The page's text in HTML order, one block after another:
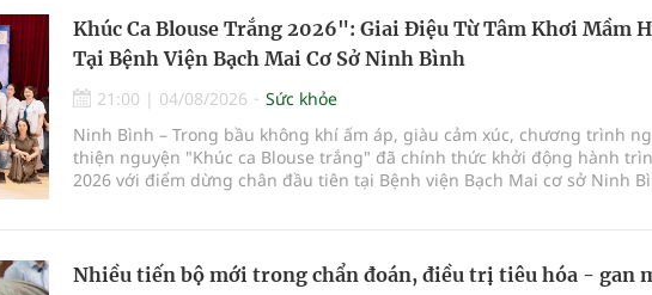
Khúc Ca Blouse Trắng 2026": Giai Điệu Từ Tâm Khơi Mầm
Tại Bệnh Viện Bạch Mai Cơ Sở Ninh Bình
21:00 | 04/08/2026
Sức khỏe
Ninh Bình – Trong bầu không khí ấm áp, giàu cảm xúc, chương trình
thiện nguyện "Khúc ca Blouse trắng" đã chính thức khởi động hành
2026 với điểm dừng chân đầu tiên tại Bệnh viện Bạch Mai cơ sở Ninh
Nhiều tiến bộ mới trong chẩn đoán, điều trị tiêu hóa - gan